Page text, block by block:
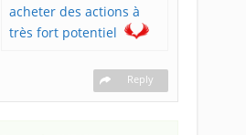
acheter des actions à
très fort potentiel
Reply